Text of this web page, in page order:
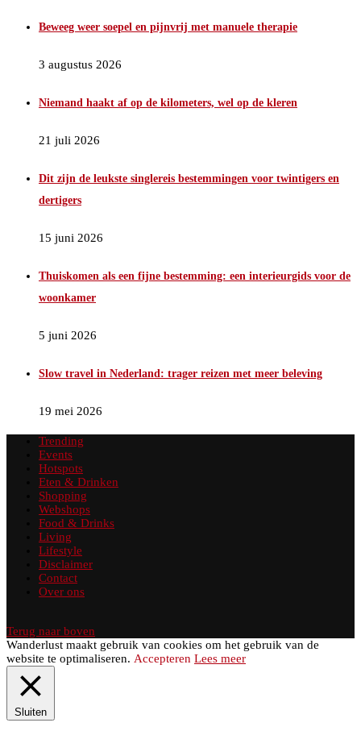
Beweeg weer soepel en pijnvrij met manuele therapie
3 augustus 2026
Niemand haakt af op de kilometers, wel op de kleren
21 juli 2026
Dit zijn de leukste singlereis bestemmingen voor twintigers en
dertigers
15 juni 2026
Thuiskomen als een fijne bestemming: een interieurgids voor de
woonkamer
5 juni 2026
Slow travel in Nederland: trager reizen met meer beleving
19 mei 2026
Trending
Events
Hotspots
Eten & Drinken
Shopping
Webshops
Food & Drinks
Living
Lifestyle
Disclaimer
Contact
Over ons
Terug naar boven
Wanderlust maakt gebruik van cookies om het gebruik van de
website te optimaliseren. Accepteren Lees meer
Sluiten